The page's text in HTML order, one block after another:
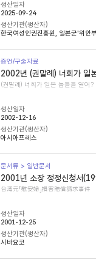
생산일자
2025-09-24
생산기관(생산자)
한국여성인권진흥원, 일본군'위안
증언/구술자료
2002년 (권말례) 너희가 일
(권말례) 너희가 일본 놈들을 알어?
생산일자
2002-12-16
생산기관(생산자)
아시아프레스
문서류 > 일반문서
2001년 소장 정정신청서
台湾元「慰安婦」損害賠償請求事
생산일자
2001-12-25
생산기관(생산자)
시바요코